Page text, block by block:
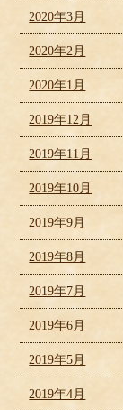
2020年3月
2020年2月
2020年1月
2019年12月
2019年11月
2019年10月
2019年9月
2019年8月
2019年7月
2019年6月
2019年5月
2019年4月